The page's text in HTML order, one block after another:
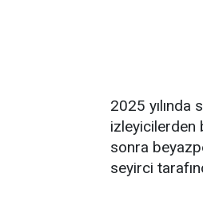
2025 yılında
izleyicilerden
sonra
seyirci